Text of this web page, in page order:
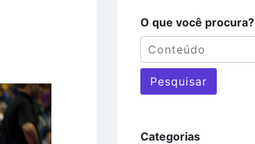
O que você procura?
Pesquisar
Categorias